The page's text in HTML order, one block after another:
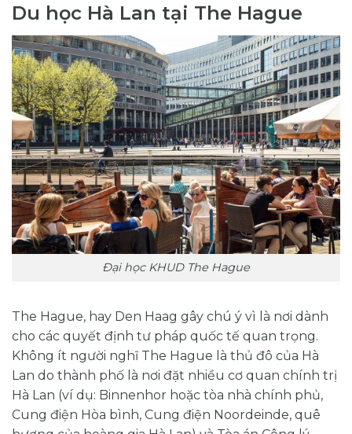
Du học Hà Lan tại The Hague
Đại học KHUD The Hague
The Hague, hay Den Haag gây chú ý vì là nơi dành
cho các quyết định tư pháp quốc tế quan trọng.
Không ít người nghĩ The Hague là thủ đô của Hà
Lan do thành phố là nơi đặt nhiều cơ quan chính trị
Hà Lan (ví dụ: Binnenhor hoặc tòa nhà chính phủ,
Cung điện Hòa bình, Cung điện Noordeinde, quê